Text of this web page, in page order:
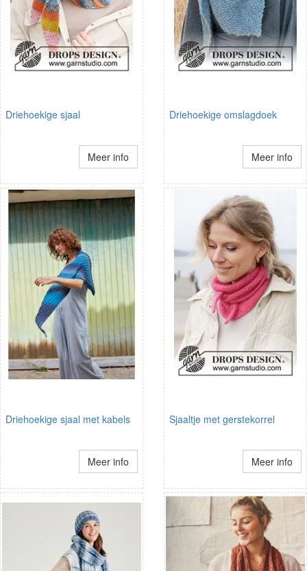
Driehoekige sjaal
Meer info
Driehoekige omslagdoek
Meer info
Driehoekige sjaal met kabels
Meer info
Sjaaltje met gerstekorrel
Meer info